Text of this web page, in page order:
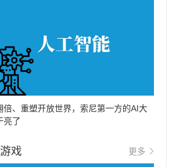
倍、重塑开放世界，索尼第一方的AI大
亮了
戏 更多